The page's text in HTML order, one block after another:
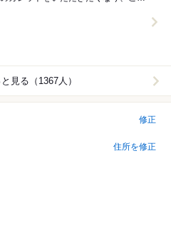
見る（1367人）
修正
住所を修正